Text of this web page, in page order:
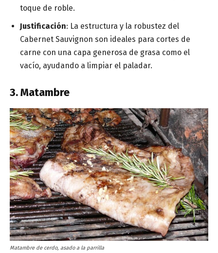
toque de roble.
Justificación: La estructura y la robustez del
Cabernet Sauvignon son ideales para cortes de
carne con una capa generosa de grasa como el
vacío, ayudando a limpiar el paladar.
3. Matambre
Matambre de cerdo, asado a la parrilla